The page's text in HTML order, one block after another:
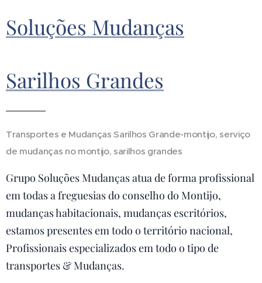
Soluções Mudanças
Sarilhos Grandes
Transportes e Mudanças Sarilhos Grande-montijo, serviço
de mudanças no montijo, sarilhos grandes
Grupo Soluções Mudanças atua de forma profissional
em todas a freguesias do conselho do Montijo,
mudanças habitacionais, mudanças escritórios,
estamos presentes em todo o território nacional,
Profissionais especializados em todo o tipo de
transportes & Mudanças.